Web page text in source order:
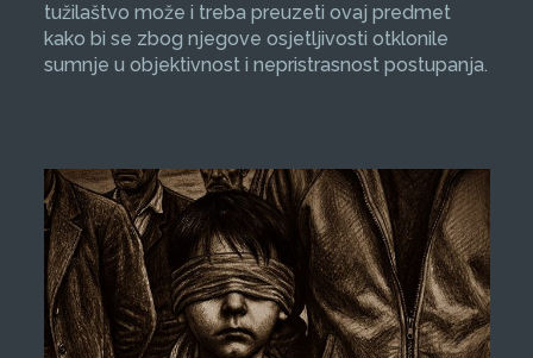
tužilaštvo može i treba preuzeti ovaj predmet
kako bi se zbog njegove osjetljivosti otklonile
sumnje u objektivnost i nepristrasnost postupanja.